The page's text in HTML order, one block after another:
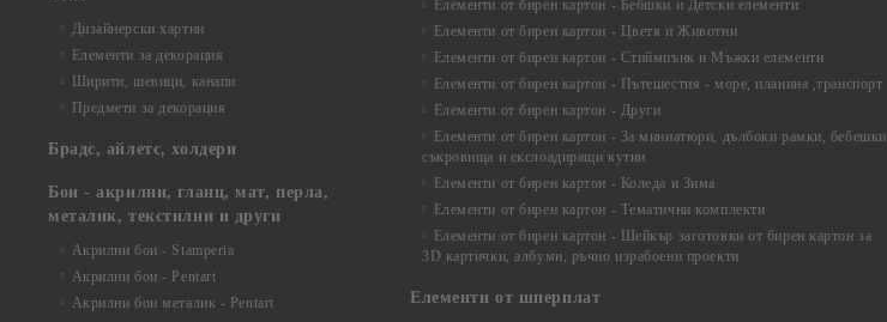
Дизайнерски хартии
Елементи за декорация
Ширити, шевици, канапи
Предмети за декорация
Брадс, айлетс, холдери
Бои - акрилни, гланц, мат, перла,
металик, текстилни и други
Акрилни бои - Stamperia
Акрилни бои - Pentart
Акрилни бои металик - Pentart
Елементи от бирен картон - Бебшки и Детски елементи
Елементи от бирен картон - Цветя и Животни
Елементи от бирен картон - Стиймпънк и Мъжки елементи
Елементи от бирен картон - Пътешестия - море, планина ,транспорт
Елементи от бирен картон - Други
Елементи от бирен картон - За миниатюри, дълбоки рамки, бебешки
съкровища и екслоадиращи кутии
Елементи от бирен картон - Коледа и Зима
Елементи от бирен картон - Тематични комплекти
Елементи от бирен картон - Шейкър заготовки от бирен картон за
3D картички, албуми, ръчно израбоени проекти
Елементи от шперплат